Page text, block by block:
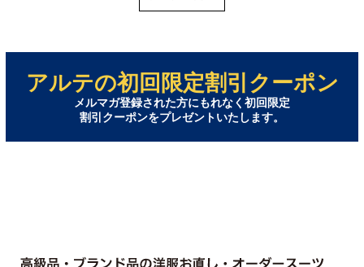
アルテの初回限定割引クーポン
メルマガ登録された方にもれなく初回限定
割引クーポンをプレゼントいたします。